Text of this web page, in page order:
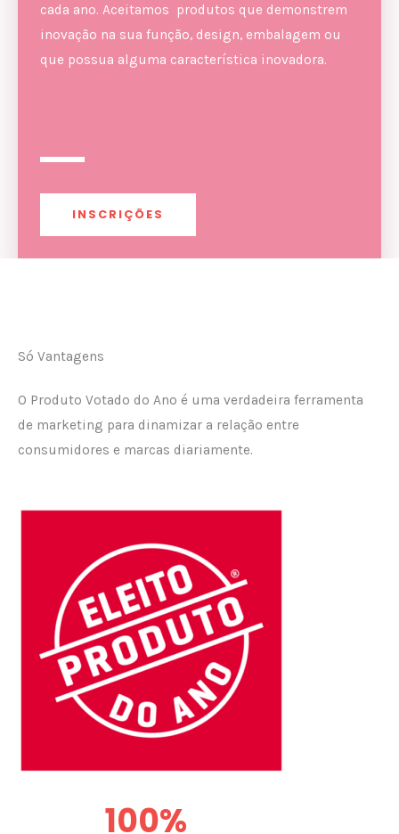
cada ano. Aceitamos produtos que demonstrem
inovação na sua função, design, embalagem ou
que possua alguma característica inovadora.
INSCRIÇÕES
Só Vantagens
O Produto Votado do Ano é uma verdadeira ferramenta
de marketing para dinamizar a relação entre
consumidores e marcas diariamente.
100%